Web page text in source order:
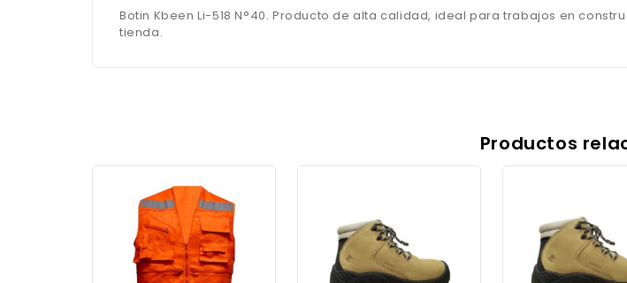
Botin Kbeen Li-518 N°40. Producto de alta calidad, ideal para trabajos en
tienda.
Productos